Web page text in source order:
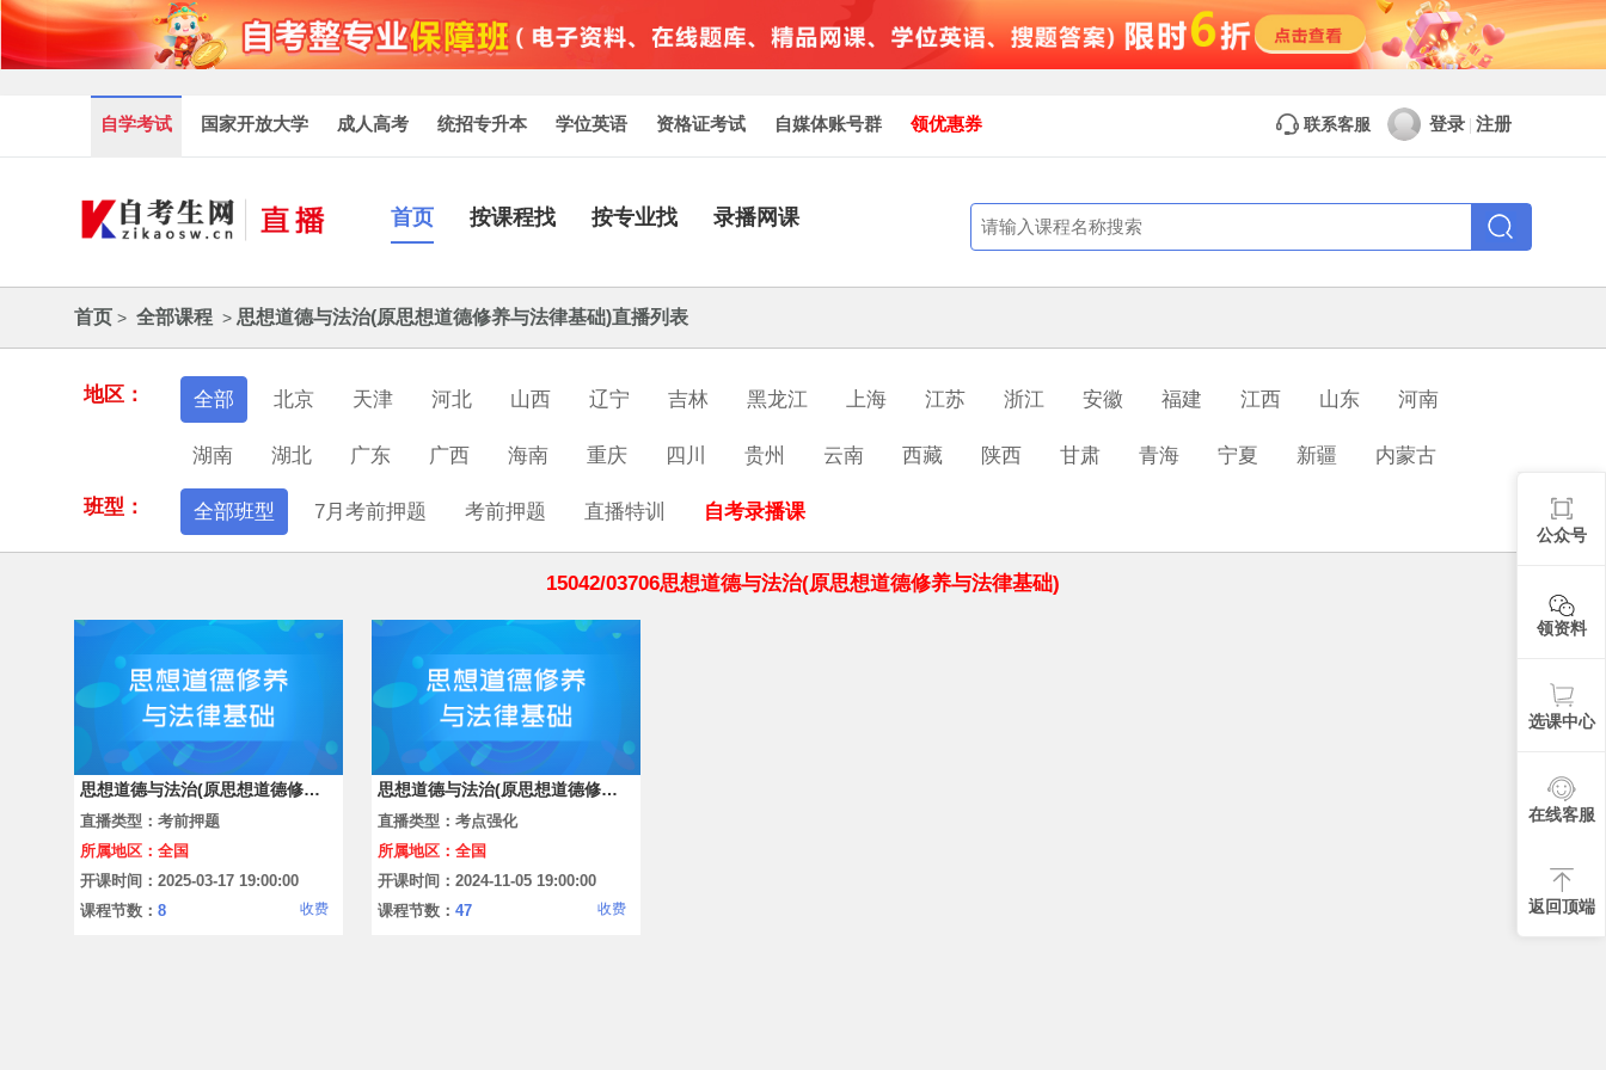
自学考试 国家开放大学 成人高考 统招专升本 学位英语 资格证考试 自媒体账号群 领优惠券 联系客服 登录 注册
首页 按课程找 按专业找 录播网课
首页 > 全部课程 > 思想道德与法治(原思想道德修养与法律基础)直播列表
地区： 全部 北京 天津 河北 山西 辽宁 吉林 黑龙江 上海 江苏 浙江 安徽 福建 江西 山东 河南
湖南 湖北 广东 广西 海南 重庆 四川 贵州 云南 西藏 陕西 甘肃 青海 宁夏 新疆 内蒙古
班型： 全部班型 7月考前押题 考前押题 直播特训 自考录播课
15042/03706思想道德与法治(原思想道德修养与法律基础)
思想道德与法治(原思想道德修养与法律基础)
直播类型：考前押题
所属地区：全国
开课时间：2025-03-17 19:00:00
课程节数： 8 收费
思想道德与法治(原思想道德修养与法律基础)
直播类型：考点强化
所属地区：全国
开课时间：2024-11-05 19:00:00
课程节数： 47 收费
公众号
领资料
选课中心
在线客服
返回顶端